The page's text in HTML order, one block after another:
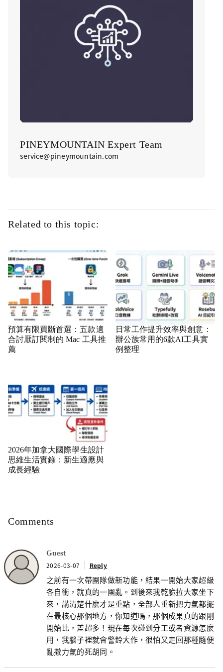
PINEYMOUNTAIN Expert Team
service@pineymountain.com
Related to this topic:
預算有限買斷首選：五款適
合討厭訂閱制的 Mac 工具推
薦
日常工作提升效率與創意：
辦公族常用的6款AI工具實
例整理
2026年加拿大國際學生設計
思維生活實錄：新生適應與
成長經驗
Comments
Guest
2026-03-07 Reply
之前有一次帶團隊做新功能，結果一開始大家超級
各自衝，就真的一團亂。到後來我乾脆拉大家坐下
來，講清楚什麼才是重點，全部人重新把力氣都擺
在最核心那個地方，你知道嗎，那個成果真的跟剛
開始比，差超多！現在每次碰到分工或者資源怎麼
用，我腦子裡就會警鈴大作，很怕又走回那種隨便
亂撒力氣的死胡同。